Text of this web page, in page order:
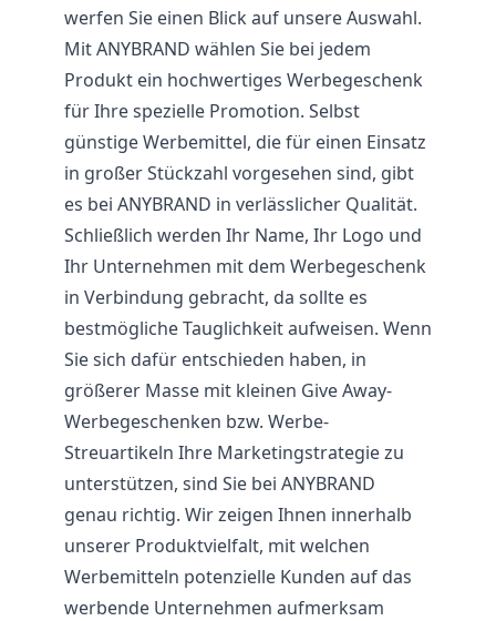
werfen Sie einen Blick auf unsere Auswahl.
Mit ANYBRAND wählen Sie bei jedem
Produkt ein hochwertiges Werbegeschenk
für Ihre spezielle Promotion. Selbst
günstige Werbemittel, die für einen Einsatz
in großer Stückzahl vorgesehen sind, gibt
es bei ANYBRAND in verlässlicher Qualität.
Schließlich werden Ihr Name, Ihr Logo und
Ihr Unternehmen mit dem Werbegeschenk
in Verbindung gebracht, da sollte es
bestmögliche Tauglichkeit aufweisen. Wenn
Sie sich dafür entschieden haben, in
größerer Masse mit kleinen Give Away-
Werbegeschenken bzw. Werbe-
Streuartikeln Ihre Marketingstrategie zu
unterstützen, sind Sie bei ANYBRAND
genau richtig. Wir zeigen Ihnen innerhalb
unserer Produktvielfalt, mit welchen
Werbemitteln potenzielle Kunden auf das
werbende Unternehmen aufmerksam